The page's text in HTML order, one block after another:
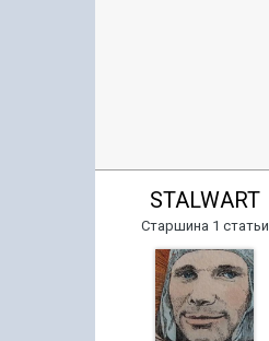
STALWART
Старшина 1 статьи